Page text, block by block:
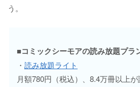
う。
■コミックシーモアの読み放題プラ
・ 読み放題ライト
月額780円（税込）、8.4万冊以上